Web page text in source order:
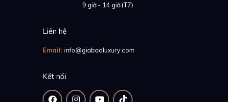
9 giờ - 14 giờ (T7)
Liên hệ
Email: info@giabaoluxury.com
Kết nối